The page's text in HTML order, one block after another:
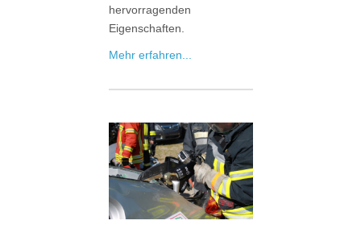
hervorragenden
Eigenschaften.
Mehr erfahren...